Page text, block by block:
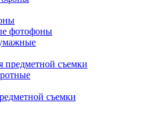
фотофоны
предметной съемки
съемки